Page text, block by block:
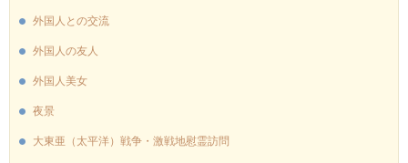
外国人との交流
外国人の友人
外国人美女
夜景
大東亜（太平洋）戦争・激戦地慰霊訪問